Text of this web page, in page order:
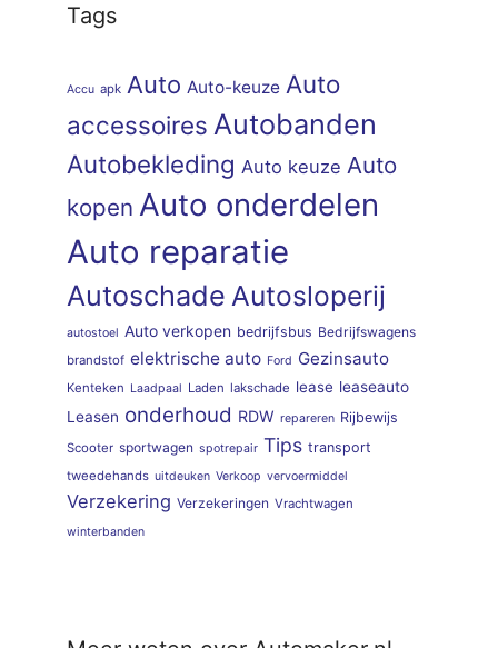
Tags
Accu apk Auto Auto-keuze Auto
accessoires Autobanden
Autobekleding Auto keuze Auto
kopen Auto onderdelen
Auto reparatie
Autoschade Autosloperij
autostoel Auto verkopen bedrijfsbus Bedrijfswagens
brandstof elektrische auto Ford Gezinsauto
Kenteken Laadpaal Laden lakschade lease leaseauto
Leasen onderhoud RDW repareren Rijbewijs
Scooter sportwagen spotrepair Tips transport
tweedehands uitdeuken Verkoop vervoermiddel
Verzekering Verzekeringen Vrachtwagen
winterbanden